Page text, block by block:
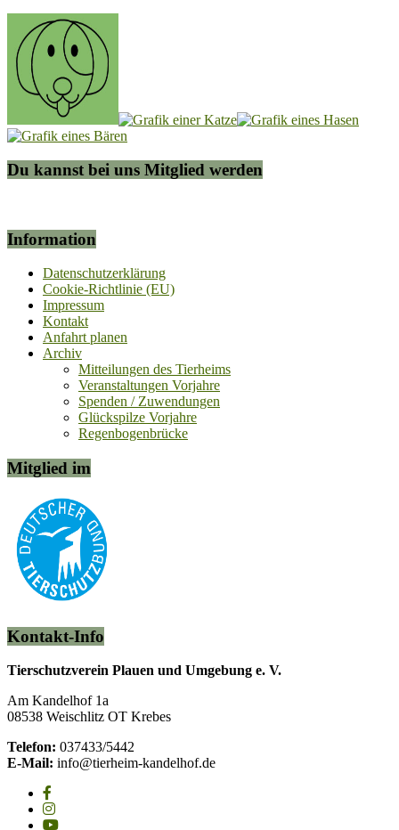
Du kannst bei uns Mitglied werden
Information
Datenschutzerklärung
Cookie-Richtlinie (EU)
Impressum
Kontakt
Anfahrt planen
Archiv
Mitteilungen des Tierheims
Veranstaltungen Vorjahre
Spenden / Zuwendungen
Glückspilze Vorjahre
Regenbogenbrücke
Mitglied im
Kontakt-Info
Tierschutzverein Plauen und Umgebung e. V.
Am Kandelhof 1a
08538 Weischlitz OT Krebes
Telefon: 037433/5442
E-Mail: info@tierheim-kandelhof.de